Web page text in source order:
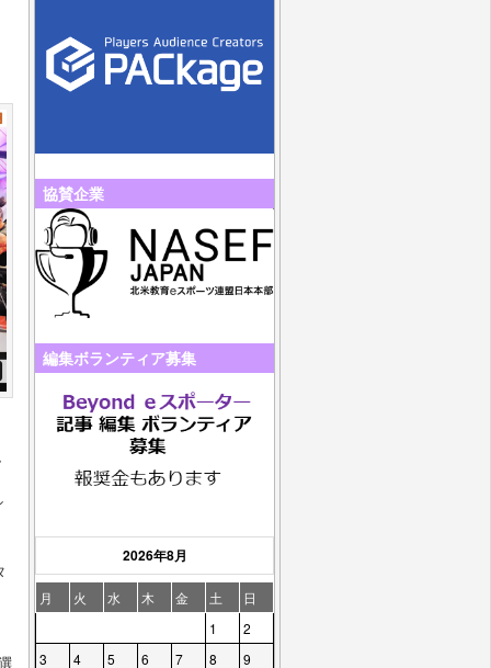
協賛企業
編集ボランティア募集
2026年8月
月 火 水 木 金 土
日
1
2
3
4 5 6 7 8
9